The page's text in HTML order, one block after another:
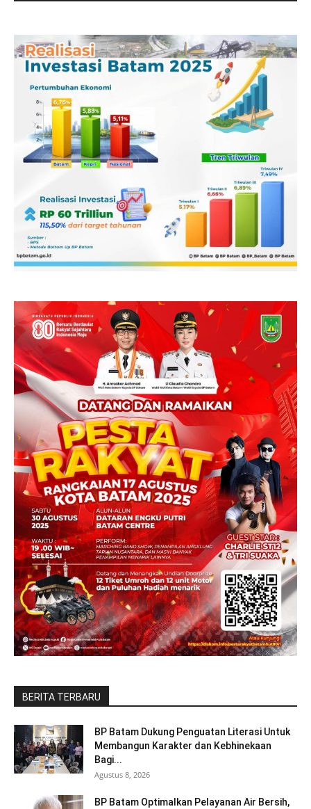
BERITA TERBARU
BP Batam Dukung Penguatan Literasi Untuk
Membangun Karakter dan Kebhinekaan
Bagi...
Agustus 8, 2026
BP Batam Optimalkan Pelayanan Air Bersih,